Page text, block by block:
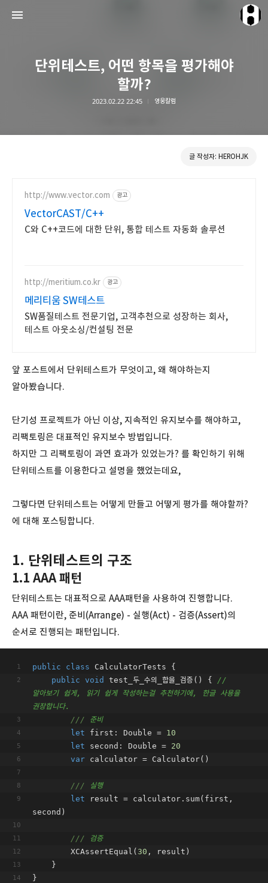
단위테스트, 어떤 항목을 평가해야
할까?
2023.02.22 22:45 영웅칼럼
글 작성자: HEROHJK
http://www.vector.com 광고
VectorCAST/C++
C와 C++코드에 대한 단위, 통합 테스트 자동화 솔루션
http://meritium.co.kr 광고
메리티움 SW테스트
SW품질테스트 전문기업, 고객추천으로 성장하는 회사,
테스트 아웃소싱/컨설팅 전문
앞 포스트에서 단위테스트가 무엇이고, 왜 해야하는지
알아봤습니다.
단기성 프로젝트가 아닌 이상, 지속적인 유지보수를 해야하고,
리팩토링은 대표적인 유지보수 방법입니다.
하지만 그 리팩토링이 과연 효과가 있었는가? 를 확인하기 위해
단위테스트를 이용한다고 설명을 했었는데요,
그렇다면 단위테스트는 어떻게 만들고 어떻게 평가를 해야할까?
에 대해 포스팅합니다.
1. 단위테스트의 구조
1.1 AAA 패턴
단위테스트는 대표적으로 AAA패턴을 사용하여 진행합니다.
AAA 패턴이란, 준비(Arrange) - 실행(Act) - 검증(Assert)의
순서로 진행되는 패턴입니다.
public class CalculatorTests {
public void test_두_수의_합을_검증() {
//
알아보기 쉽게, 읽기 쉽게 작성하는걸 추천하기에, 한글 사용을
권장합니다.
/// 준비
let first: Double = 10
let second: Double = 20
var calculator = Calculator()
/// 실행
let result = calculator.sum(first,
second)
/// 검증
        XCAssertEqual(
30 , result)
    }
}
HEROHJK Document